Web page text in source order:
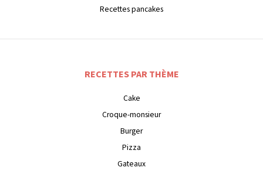
Recettes pancakes
RECETTES PAR THÈME
Cake
Croque-monsieur
Burger
Pizza
Gateaux